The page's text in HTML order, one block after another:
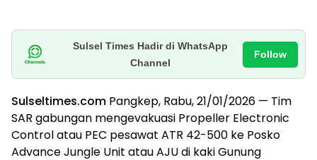
Sulsel Times Hadir di WhatsApp
Channel
Follow
Sulseltimes.com Pangkep, Rabu, 21/01/2026 — Tim
SAR gabungan mengevakuasi Propeller Electronic
Control atau PEC pesawat ATR 42-500 ke Posko
Advance Jungle Unit atau AJU di kaki Gunung